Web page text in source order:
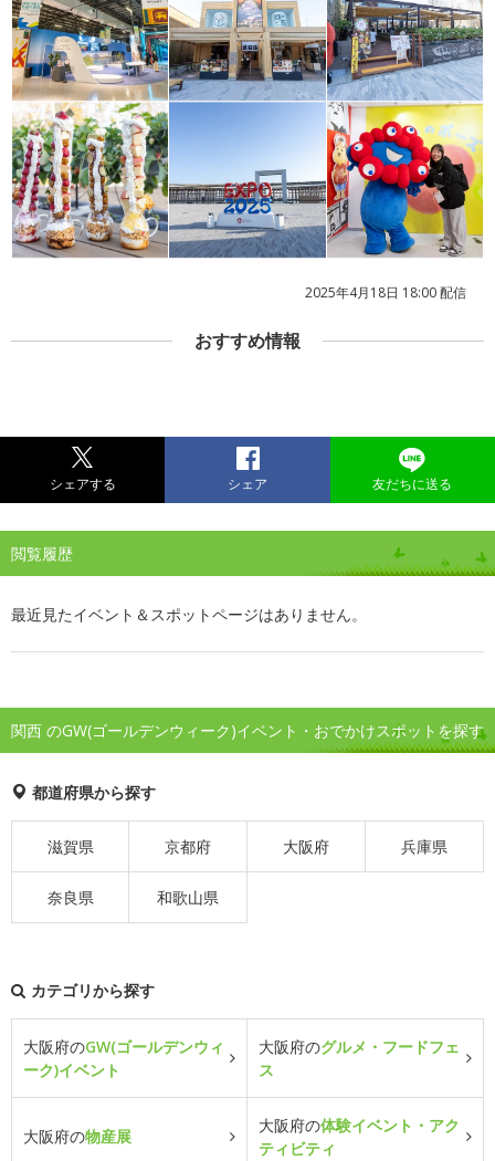
2025年4月18日 18:00 配信
おすすめ情報
シェアする シェア 友だちに送る
閲覧履歴
最近見たイベント＆スポットページはありません。
関西 のGW(ゴールデンウィーク)イベント・おでかけスポットを探す
都道府県から探す
滋賀県 京都府 大阪府 兵庫県
奈良県 和歌山県
カテゴリから探す
大阪府のGW(ゴールデンウィ
ーク)イベント
大阪府のグルメ・フードフェ
ス
大阪府の物産展
大阪府の体験イベント・アク
ティビティ